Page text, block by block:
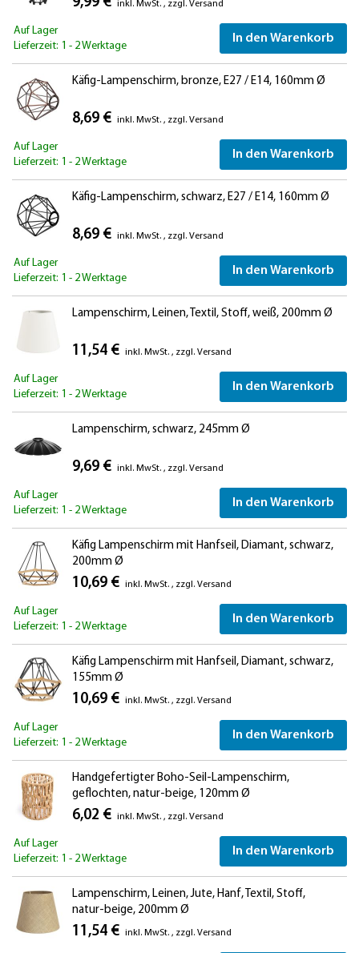
inkl. MwSt. , zzgl. Versand
Auf Lager
Lieferzeit: 1 - 2 Werktage
In den Warenkorb
Käfig-Lampenschirm, bronze, E27 / E14, 160mm Ø
8,69 € inkl. MwSt. , zzgl. Versand
Auf Lager
Lieferzeit: 1 - 2 Werktage
In den Warenkorb
Käfig-Lampenschirm, schwarz, E27 / E14, 160mm Ø
8,69 € inkl. MwSt. , zzgl. Versand
Auf Lager
Lieferzeit: 1 - 2 Werktage
In den Warenkorb
Lampenschirm, Leinen, Textil, Stoff, weiß, 200mm Ø
11,54 € inkl. MwSt. , zzgl. Versand
Auf Lager
Lieferzeit: 1 - 2 Werktage
In den Warenkorb
Lampenschirm, schwarz, 245mm Ø
9,69 € inkl. MwSt. , zzgl. Versand
Auf Lager
Lieferzeit: 1 - 2 Werktage
In den Warenkorb
Käfig Lampenschirm mit Hanfseil, Diamant, schwarz,
200mm Ø
10,69 € inkl. MwSt. , zzgl. Versand
Auf Lager
Lieferzeit: 1 - 2 Werktage
In den Warenkorb
Käfig Lampenschirm mit Hanfseil, Diamant, schwarz,
155mm Ø
10,69 € inkl. MwSt. , zzgl. Versand
Auf Lager
Lieferzeit: 1 - 2 Werktage
In den Warenkorb
Handgefertigter Boho-Seil-Lampenschirm,
geflochten, natur-beige, 120mm Ø
6,02 € inkl. MwSt. , zzgl. Versand
Auf Lager
Lieferzeit: 1 - 2 Werktage
In den Warenkorb
Lampenschirm, Leinen, Jute, Hanf, Textil, Stoff,
natur-beige, 200mm Ø
11,54 € inkl. MwSt. , zzgl. Versand